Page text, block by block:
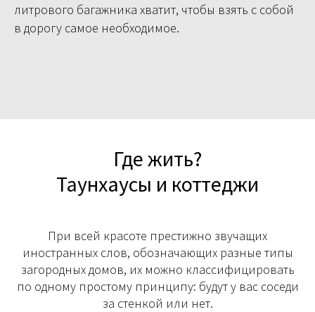
литрового багажника хватит, чтобы взять с собой
в дорогу самое необходимое.
Где жить?
Таунхаусы и коттеджи
При всей красоте престижно звучащих
иностранных слов, обозначающих разные типы
загородных домов, их можно классифицировать
по одному простому принципу: будут у вас соседи
за стенкой или нет.